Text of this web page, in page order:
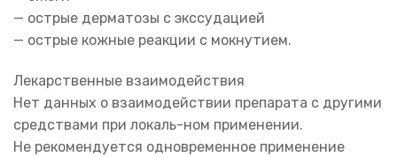
— острые дерматозы с экссудацией
— острые кожные реакции с мокнутием.
Лекарственные взаимодействия
Нет данных о взаимодействии препарата с другими
средствами при локаль-ном применении.
Не рекомендуется одновременное применение